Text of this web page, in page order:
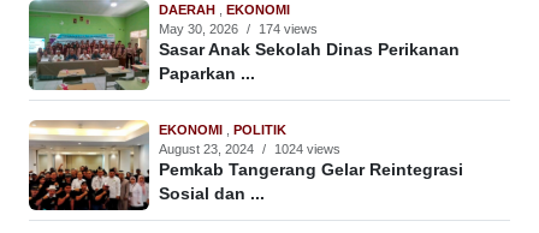
DAERAH , EKONOMI
May 30, 2026 / 174 views
Sasar Anak Sekolah Dinas Perikanan
Paparkan ...
EKONOMI , POLITIK
August 23, 2024 / 1024 views
Pemkab Tangerang Gelar Reintegrasi
Sosial dan ...